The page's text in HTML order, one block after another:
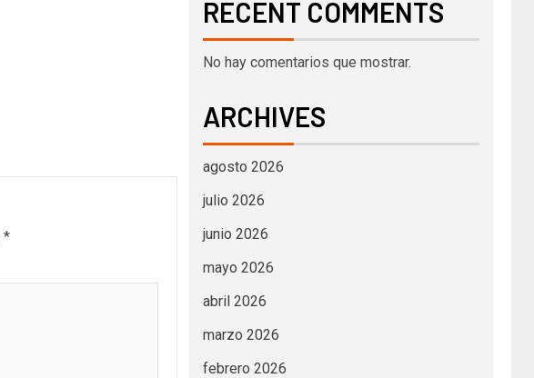
*
RECENT COMMENTS
No hay comentarios que mostrar.
ARCHIVES
agosto 2026
julio 2026
junio 2026
mayo 2026
abril 2026
marzo 2026
febrero 2026